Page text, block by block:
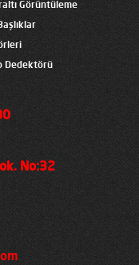
Görüntüleme
Dedektörü
No:32